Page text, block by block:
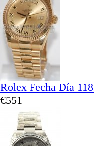
Rolex Fecha Día
€551